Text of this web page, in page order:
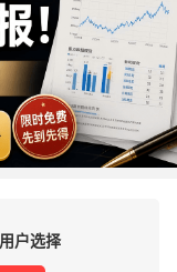
户选择